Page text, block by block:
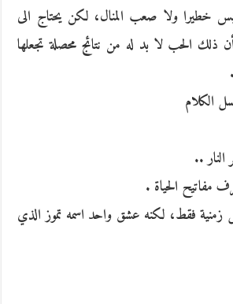
ليس خطيرا ولا صعب المنال، لكن يحتاج الى
أن ذلك الحب لا بد له من نتائج محصلة تجعلها
الكلام
..
مفاتيح الحياة .
زمنية فقط، لكنه عشق واحد اسمه تموز الذي